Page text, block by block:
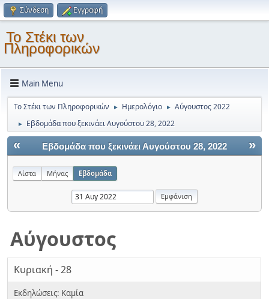
Σύνδεση Εγγραφή
Το Στέκι των
Πληροφορικών
Main Menu
Το Στέκι των Πληροφορικών ► Ημερολόγιο ► Αύγουστος 2022
► Εβδομάδα που ξεκινάει Αυγούστου 28, 2022
« »
Εβδομάδα που ξεκινάει Αυγούστου 28, 2022
Λίστα Μήνας Εβδομάδα
Αύγουστος
Κυριακή - 28